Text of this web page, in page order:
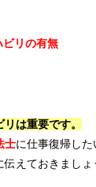
ビリの有無
は重要です。
士に仕事復帰し
えておきましょ